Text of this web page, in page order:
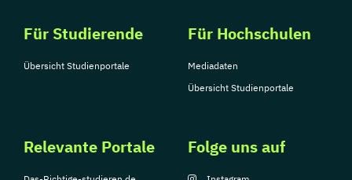
Für Studierende
Übersicht Studienportale
Für Hochschulen
Mediadaten
Übersicht Studienportale
Relevante Portale Folge uns auf